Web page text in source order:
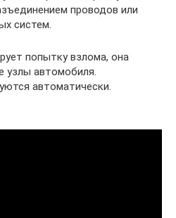
проводов или
систем.
попытку взлома, она
узлы автомобиля.
автоматически.